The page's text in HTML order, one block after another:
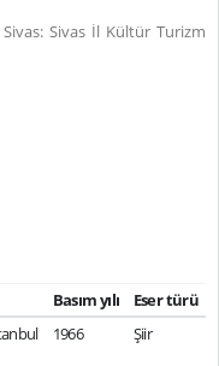
Sivas İl Kültür Turizm
Basım yılı
Eser türü
1966 Şiir